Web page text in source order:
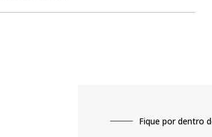
Fique por dentro